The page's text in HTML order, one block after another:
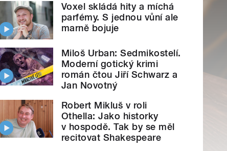
Voxel skládá hity a míchá
parfémy. S jednou vůní ale
marně bojuje
Miloš Urban: Sedmikostelí.
Moderní gotický krimi
román čtou Jiří Schwarz a
Jan Novotný
Robert Mikluš v roli
Othella: Jako historky
v hospodě. Tak by se měl
recitovat Shakespeare